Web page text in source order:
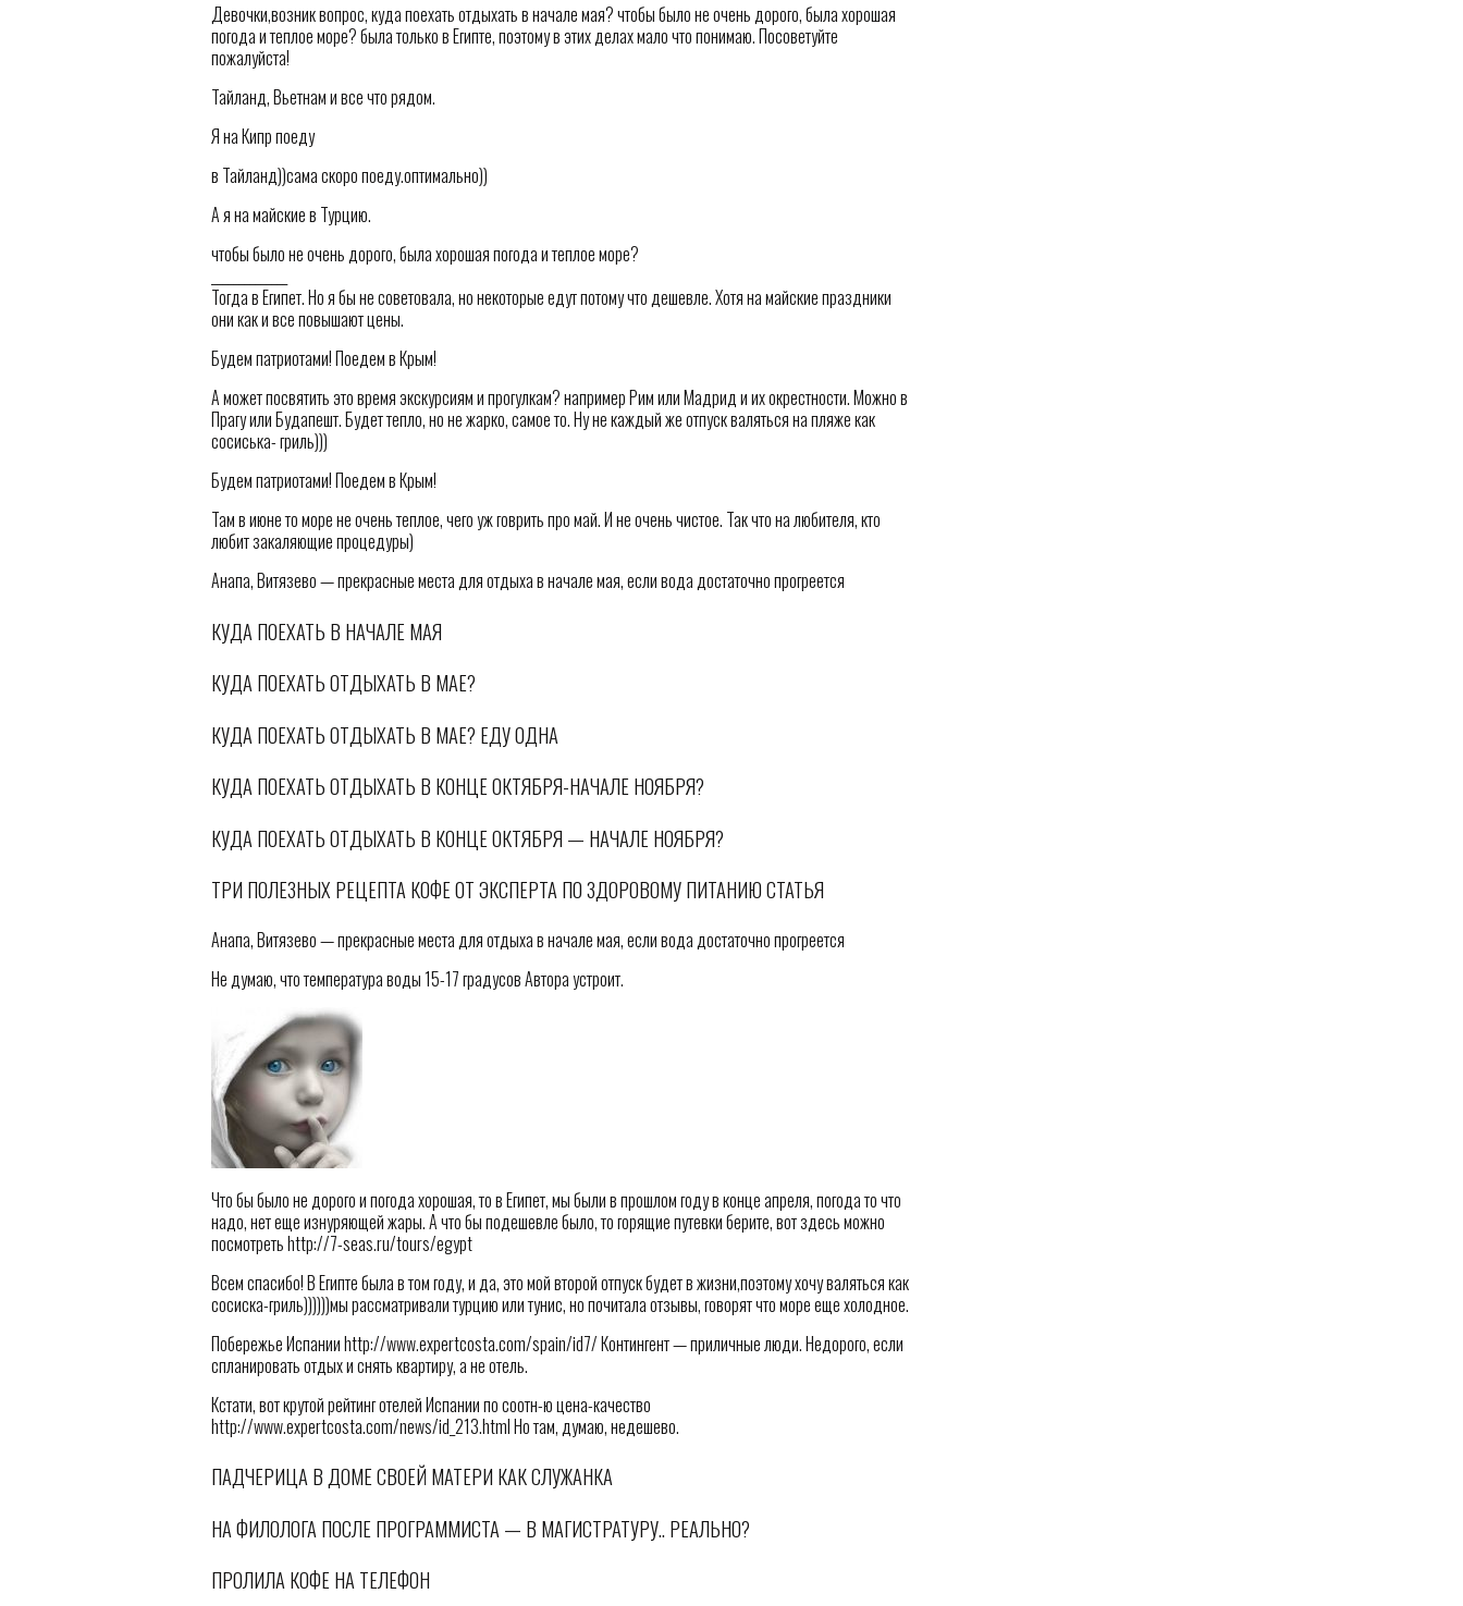
Девочки,возник вопрос, куда поехать отдыхать в начале мая? чтобы было не очень дорого, была хорошая
погода и теплое море? была только в Египте, поэтому в этих делах мало что понимаю. Посоветуйте
пожалуйста!
Тайланд, Вьетнам и все что рядом.
Я на Кипр поеду
в Тайланд))сама скоро поеду.оптимально))
А я на майские в Турцию.
чтобы было не очень дорого, была хорошая погода и теплое море?
Тогда в Египет. Но я бы не советовала, но некоторые едут потому что дешевле. Хотя на майские праздники
они как и все повышают цены.
Будем патриотами! Поедем в Крым!
А может посвятить это время экскурсиям и прогулкам? например Рим или Мадрид и их окрестности. Можно в
Прагу или Будапешт. Будет тепло, но не жарко, самое то. Ну не каждый же отпуск валяться на пляже как
сосиська- гриль)))
Будем патриотами! Поедем в Крым!
Там в июне то море не очень теплое, чего уж говрить про май. И не очень чистое. Так что на любителя, кто
любит закаляющие процедуры)
Анапа, Витязево — прекрасные места для отдыха в начале мая, если вода достаточно прогреется
КУДА ПОЕХАТЬ В НАЧАЛЕ МАЯ
КУДА ПОЕХАТЬ ОТДЫХАТЬ В МАЕ?
КУДА ПОЕХАТЬ ОТДЫХАТЬ В МАЕ? ЕДУ ОДНА
КУДА ПОЕХАТЬ ОТДЫХАТЬ В КОНЦЕ ОКТЯБРЯ-НАЧАЛЕ НОЯБРЯ?
КУДА ПОЕХАТЬ ОТДЫХАТЬ В КОНЦЕ ОКТЯБРЯ — НАЧАЛЕ НОЯБРЯ?
ТРИ ПОЛЕЗНЫХ РЕЦЕПТА КОФЕ ОТ ЭКСПЕРТА ПО ЗДОРОВОМУ ПИТАНИЮ СТАТЬЯ
Анапа, Витязево — прекрасные места для отдыха в начале мая, если вода достаточно прогреется
Не думаю, что температура воды 15-17 градусов Автора устроит.
Что бы было не дорого и погода хорошая, то в Египет, мы были в прошлом году в конце апреля, погода то что
надо, нет еще изнуряющей жары. А что бы подешевле было, то горящие путевки берите, вот здесь можно
посмотреть http://7-seas.ru/tours/egypt
Всем спасибо! В Египте была в том году, и да, это мой второй отпуск будет в жизни,поэтому хочу валяться как
сосиска-гриль))))))мы рассматривали турцию или тунис, но почитала отзывы, говорят что море еще холодное.
Побережье Испании http://www.expertcosta.com/spain/id7/ Контингент — приличные люди. Недорого, если
спланировать отдых и снять квартиру, а не отель.
Кстати, вот крутой рейтинг отелей Испании по соотн-ю цена-качество
http://www.expertcosta.com/news/id_213.html Но там, думаю, недешево.
ПАДЧЕРИЦА В ДОМЕ СВОЕЙ МАТЕРИ КАК СЛУЖАНКА
НА ФИЛОЛОГА ПОСЛЕ ПРОГРАММИСТА — В МАГИСТРАТУРУ.. РЕАЛЬНО?
ПРОЛИЛА КОФЕ НА ТЕЛЕФОН